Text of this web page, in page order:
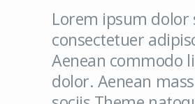
Lorem ipsum dolor
consectetuer
Aenean commodo
dolor. Aenean